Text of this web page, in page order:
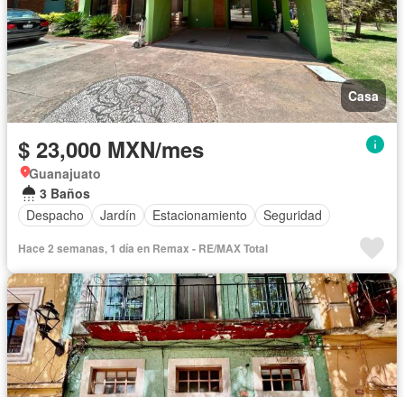
Casa
$ 23,000 MXN/mes
Guanajuato
3 Baños
Despacho
Jardín Estacionamiento Seguridad
Hace 2 semanas, 1 día en Remax - RE/MAX Total